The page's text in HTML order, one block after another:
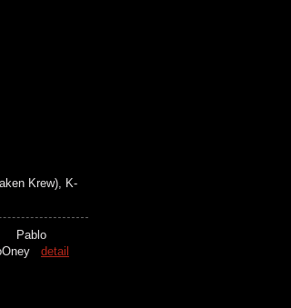
Krew), K-
) Pablo
detail